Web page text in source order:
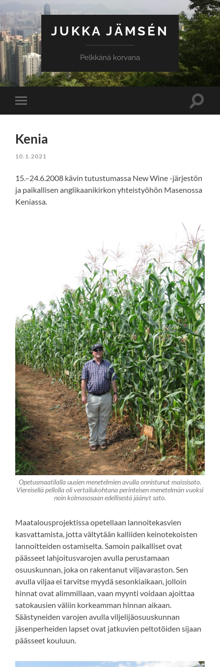
JUKKA JÄMSÉN
Pelkkänä korvana
Toggle
mobile
Toggle
Kenia
10.1.2021
15.–24.6.2008 kävin tutustumassa New Wine -järjestön
ja paikallisen anglikaanikirkon yhteistyöhön Masenossa
Keniassa.
Opetusmaatilalla uusien menetelmien avullaonnistunut maissisato.
Viereisellä pellolla oli vertailukohtana perinteisen menetelmän vuoksi
noin kolmasosaan edellisestä jäänyt sato.
Maatalousprojektissa opetellaan lannoitekasvien
kasvattamista, jotta vältytään kalliiden keinotekoisten
lannoitteiden ostamiselta. Samoin paikalliset ovat
päässeet lahjoitusvarojen avulla perustamaan
osuuskunnan, joka on rakentanut viljavaraston. Sen
avulla viljaa ei tarvitse myydä sesonkiaikaan, jolloin
hinnat ovat alimmillaan, vaan myynti voidaan ajoittaa
satokausien väliin korkeamman hinnan aikaan.
Säästyneiden varojen avulla viljelijäosuuskunnan
jäsenperheiden lapset ovat jatkuvien peltotöiden sijaan
päässeet kouluun.